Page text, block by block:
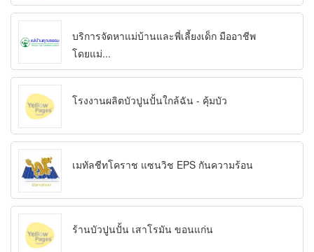
บริการจัดหาแม่บ้านและพี่เลี้ยงเด็ก มืออาชีพ
โดยแม่...
โรงงานผลิตบัวปูนปั้นใกล้ฉัน - คุ้มบัว
เมทัลชีทโคราช แซนวิช EPS กันความร้อน
ร้านบัวปูนปั้น เสาโรมัน ขอนแก่น